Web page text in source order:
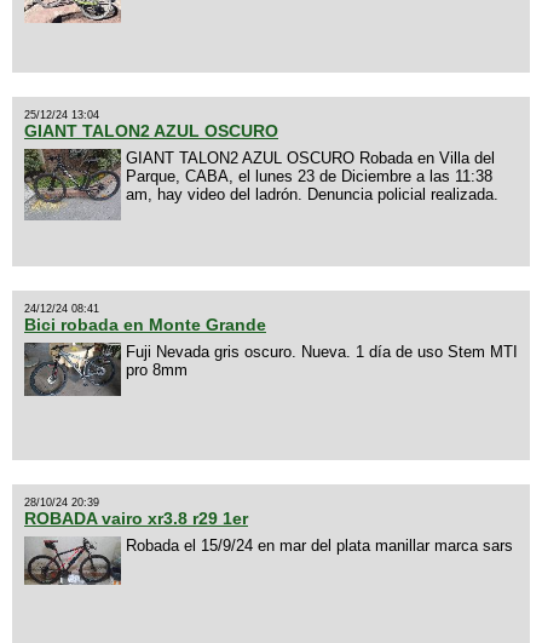
25/12/24 13:04
GIANT TALON2 AZUL OSCURO
GIANT TALON2 AZUL OSCURO Robada en Villa del
Parque, CABA, el lunes 23 de Diciembre a las 11:38
am, hay video del ladrón. Denuncia policial realizada.
24/12/24 08:41
Bici robada en Monte Grande
Fuji Nevada gris oscuro. Nueva. 1 día de uso Stem MTI
pro 8mm
28/10/24 20:39
ROBADA vairo xr3.8 r29 1er
Robada el 15/9/24 en mar del plata manillar marca sars